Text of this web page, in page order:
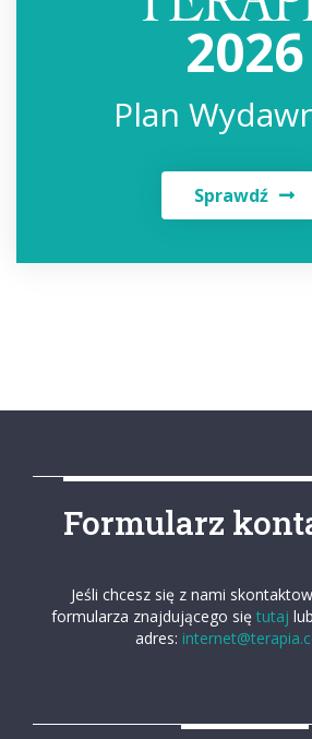
2026
Plan
Sprawdź
Formularz
Jeśli chcesz się z nami
formularza znajdującego się tutaj
adres: